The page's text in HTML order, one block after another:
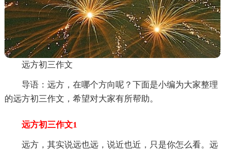
远方初三作文
导语：远方，在哪个方向呢？下面是小编为大家整理
的远方初三作文，希望对大家有所帮助。
远方初三作文1
远方，其实说远也远，说近也近，只是你怎么看。远